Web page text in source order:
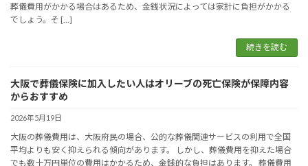
葬儀費用がかかる場合はあるため、金銭状況によっては家計に負担がかかる
でしょう。そ […]
続きを読む
大阪で葬儀保険に加入したい人はオリーブの死亡保険が保障内容
からおすすめ
2026年5月19日
大阪の葬儀費用は、大阪府民の場合、公的な葬儀関連サービスの利用で全国
平均よりも安く抑えられる傾向があります。 しかし、葬儀費用を抑えた場合
でも数十万円単位の費用はかかるため、金銭的な負担はあります。 葬儀費用